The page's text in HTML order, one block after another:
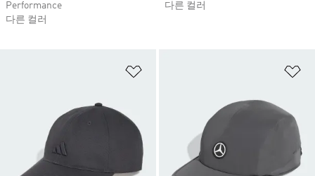
Performance
다른 컬러
다른 컬러